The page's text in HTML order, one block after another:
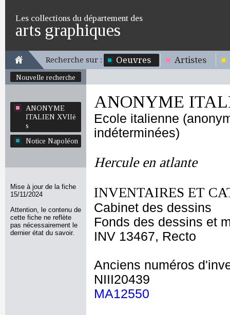
Les collections du département des
arts graphiques
Recherche sur : Oeuvres Artistes
Nouvelle recherche
ANONYME
ITALIEN XVIIè
s
Notice Napoléon
Mise à jour de la fiche
15/11/2024
Attention, le contenu de
cette fiche ne reflète
pas nécessairement le
dernier état du savoir.
ANONYME
Ecole italienne
indéterminées)
Hercule en atlante
INVENTAIRES ET
Cabinet des dessins
Fonds des dessins et
INV 13467, Recto
Anciens numéros
NIII20439
MA12550